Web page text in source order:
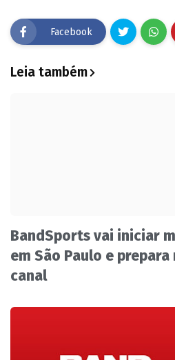
Facebook
Leia também
BandSports vai iniciar
em São Paulo e
canal